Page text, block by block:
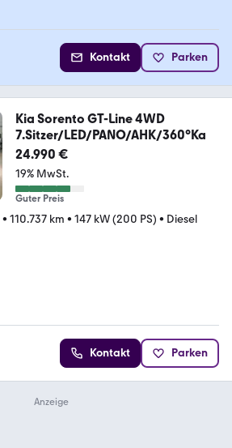
Kontakt Parken
Kia Sorento GT-Line 4WD
7.Sitzer/LED/PANO/AHK/360°Ka
24.990 €
19% MwSt.
Guter Preis
• 110.737 km • 147 kW (200 PS) • Diesel
Kontakt Parken